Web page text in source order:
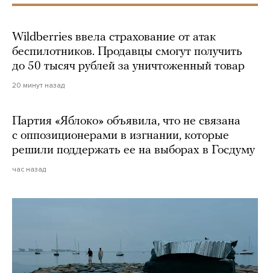
Wildberries ввела страхование от атак
беспилотников. Продавцы смогут получить
до 50 тысяч рублей за уничтоженный товар
20 минут назад
Партия «Яблоко» объявила, что не связана
с оппозиционерами в изгнании, которые
решили поддержать ее на выборах в Госдуму
час назад